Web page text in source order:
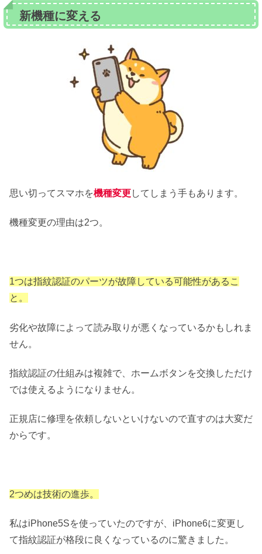
新機種に変える
思い切ってスマホを機種変更してしまう手もあります。
機種変更の理由は2つ。
1つは指紋認証のパーツが故障している可能性があるこ
と。
劣化や故障によって読み取りが悪くなっているかもしれま
せん。
指紋認証の仕組みは複雑で、ホームボタンを交換しただけ
では使えるようになりません。
正規店に修理を依頼しないといけないので直すのは大変だ
からです。
2つめは技術の進歩。
私はiPhone5Sを使っていたのですが、iPhone6に変更し
て指紋認証が格段に良くなっているのに驚きました。